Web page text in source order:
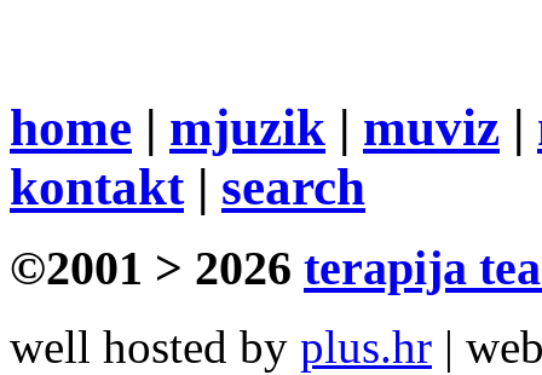
home | mjuzik | muviz |
kontakt| search
©2001 > 2026 terapija
well hosted by plus.hr |